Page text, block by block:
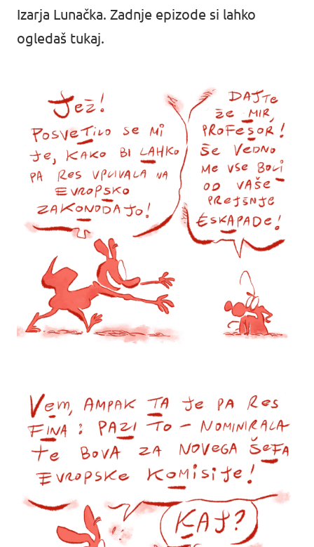
Izarja Lunačka. Zadnje epizode si lahko
ogledaš tukaj.